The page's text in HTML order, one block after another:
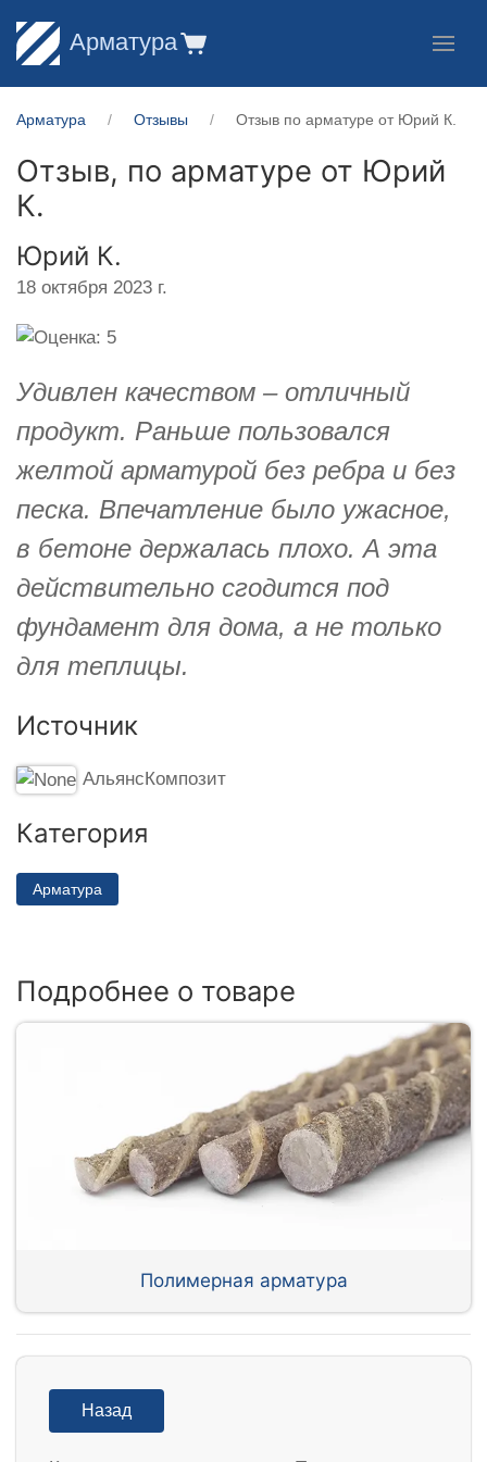
Арматура
Арматура Отзывы Отзыв по арматуре от Юрий К.
Отзыв, по арматуре от Юрий
К.
Юрий К.
18 октября 2023 г.
Удивлен качеством – отличный
продукт. Раньше пользовался
желтой арматурой без ребра и без
песка. Впечатление было ужасное,
в бетоне держалась плохо. А эта
действительно сгодится под
фундамент для дома, а не только
для теплицы.
Источник
АльянсКомпозит
Категория
Арматура
Подробнее о товаре
Полимерная арматура
Назад